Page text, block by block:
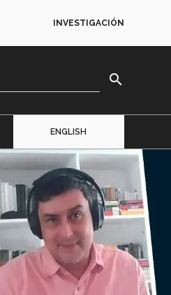
INVESTIGACIÓN
search
ENGLISH